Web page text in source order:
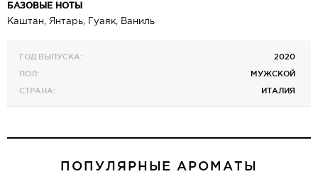
БАЗОВЫЕ НОТЫ
Каштан, Янтарь, Гуаяк, Ваниль
ГОД ВЫПУСКА:
2020
ПОЛ:
МУЖСКОЙ
СТРАНА:
ИТАЛИЯ
ПОПУЛЯРНЫЕ АРОМАТЫ